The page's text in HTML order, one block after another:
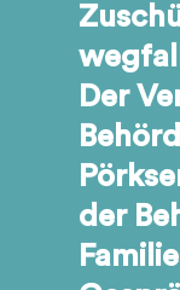
Der
der